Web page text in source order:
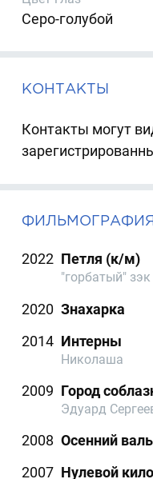
Серо-голубой
КОНТАКТЫ
Контакты могут
2022 Петля (к/м)
"горбатый"
2020 Знахарка
2014 Интерны
Николаша
2009 Город
Эдуард
2008 Осенний
2007 Нулевой